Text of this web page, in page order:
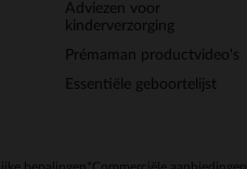
Adviezen voor
kinderverzorging
Prémaman productvideo's
Essentiële geboortelijst